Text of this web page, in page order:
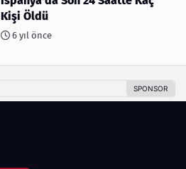
Kişi Öldü
6 yıl önce